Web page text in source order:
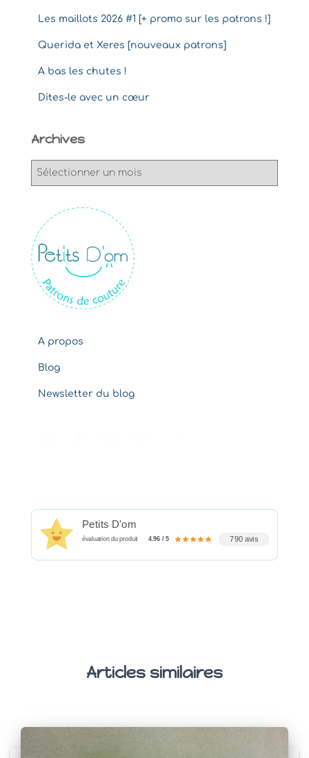
Les maillots 2026 #1 [+ promo sur les patrons !]
Querida et Xeres [nouveaux patrons]
A bas les chutes !
Dites-le avec un cœur
Archives
v
e
s
A propos
Blog
Newsletter du blog
Petits D'om
évaluation du produit 4.96 / 5 790 avis
Articles similaires